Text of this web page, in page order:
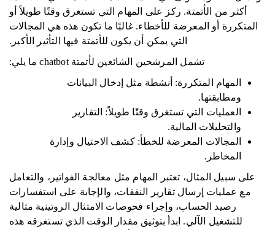
أكثر من الأتمتة. ركز على المهام التي تستغرق وقتًا طويلاً أو
المتكررة أو المعرضة للأخطاء. غالبًا ما تكون هذه هي المجالات
التي يمكن أن يكون للأتمتة فيها التأثير الأكبر.
تشمل المرشحين الشائعين لأتمتة chatbot ما يلي:
المهام المتكررة: أنشطة مثل إدخال البيانات
ومطابقتها.
العمليات التي تستغرق وقتًا طويلاً: التقارير
والتحليلات المالية.
المجالات المعرضة للخطأ: كشف الاحتيال وإدارة
المخاطر.
على سبيل المثال، تعتبر المهام مثل معالجة الفواتير، والتعامل
مع عمليات إرسال تقارير النفقات، والإجابة على استفسارات
رصيد الحساب، وإجراء فحوصات الامتثال الروتينية مثالية
للتشغيل الآلي. ابدأ بتوثيق مقدار الوقت الذي تستغرقه هذه